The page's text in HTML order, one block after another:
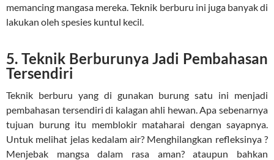
memancing mangasa mereka. Teknik berburu ini juga banyak di
lakukan oleh spesies kuntul kecil.
5. Teknik Berburunya Jadi Pembahasan
Tersendiri
Teknik berburu yang di gunakan burung satu ini menjadi
pembahasan tersendiri di kalagan ahli hewan. Apa sebenarnya
tujuan burung itu memblokir mataharai dengan sayapnya.
Untuk melihat jelas kedalam air? Menghilangkan refleksinya ?
Menjebak mangsa dalam rasa aman? ataupun bahkan